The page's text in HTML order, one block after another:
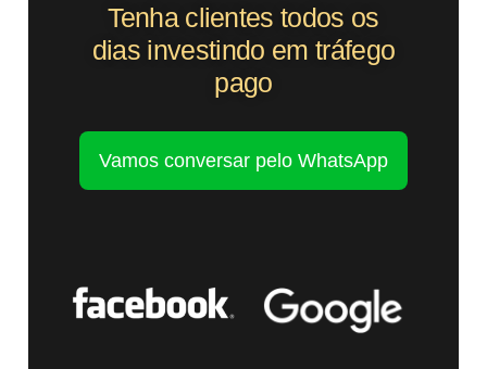
Tenha clientes todos os
dias investindo em tráfego
pago
Vamos conversar pelo WhatsApp